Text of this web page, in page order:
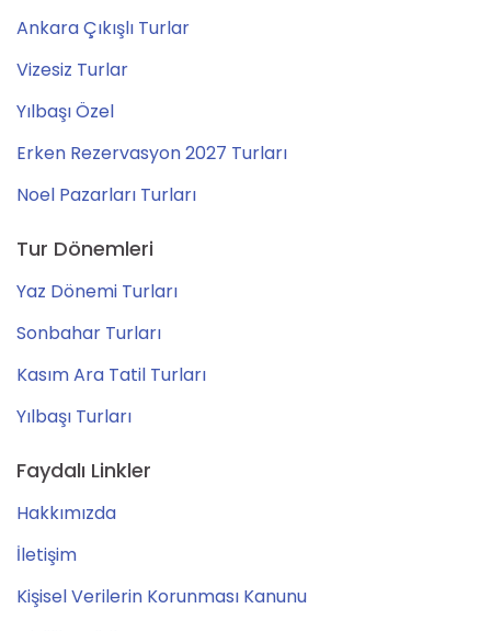
Ankara Çıkışlı Turlar
Vizesiz Turlar
Yılbaşı Özel
Erken Rezervasyon 2027 Turları
Noel Pazarları Turları
Tur Dönemleri
Yaz Dönemi Turları
Sonbahar Turları
Kasım Ara Tatil Turları
Yılbaşı Turları
Faydalı Linkler
Hakkımızda
İletişim
Kişisel Verilerin Korunması Kanunu